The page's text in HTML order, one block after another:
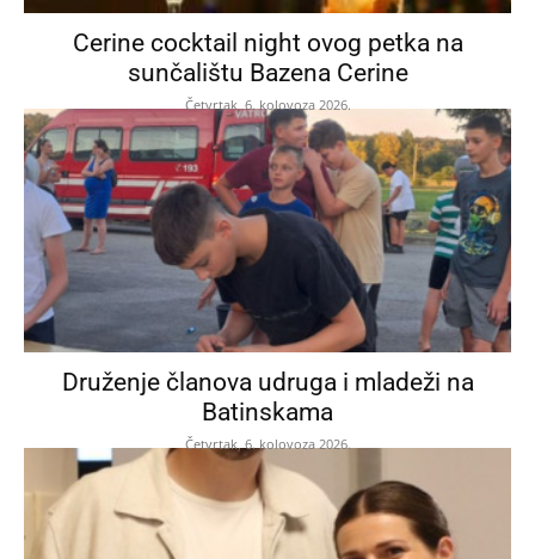
Cerine cocktail night ovog petka na
sunčalištu Bazena Cerine
Četvrtak, 6. kolovoza 2026.
Druženje članova udruga i mladeži na
Batinskama
Četvrtak, 6. kolovoza 2026.